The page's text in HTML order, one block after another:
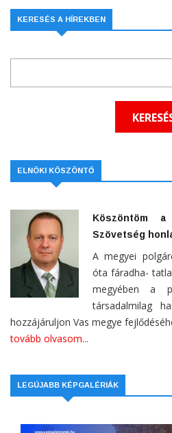
KERESÉS A HÍREKBEN
ELNÖKI KÖSZÖNTŐ
Köszöntöm
Szövetség
A megyei
óta fáradha-
megyében a
társadalmilag
hozzájáruljon Vas megye
tovább olvasom...
LEGÚJABB KÉPGALÉRIÁK